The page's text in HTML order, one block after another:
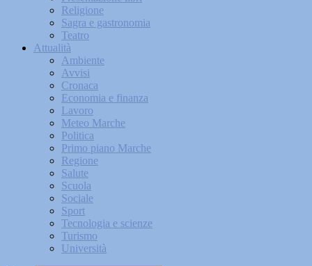
Religione
Sagra e gastronomia
Teatro
Attualità
Ambiente
Avvisi
Cronaca
Economia e finanza
Lavoro
Meteo Marche
Politica
Primo piano Marche
Regione
Salute
Scuola
Sociale
Sport
Tecnologia e scienze
Turismo
Università